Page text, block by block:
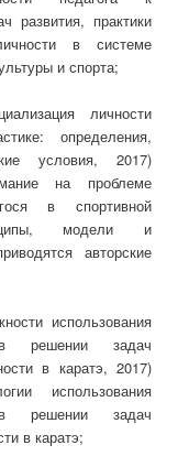
развития, практики
в системе
и спорта;
личности
определения,
условия, 2017)
на проблеме
в спортивной
модели и
авторские
использования
в решении задач
в каратэ, 2017)
использования
в решении задач
в каратэ;